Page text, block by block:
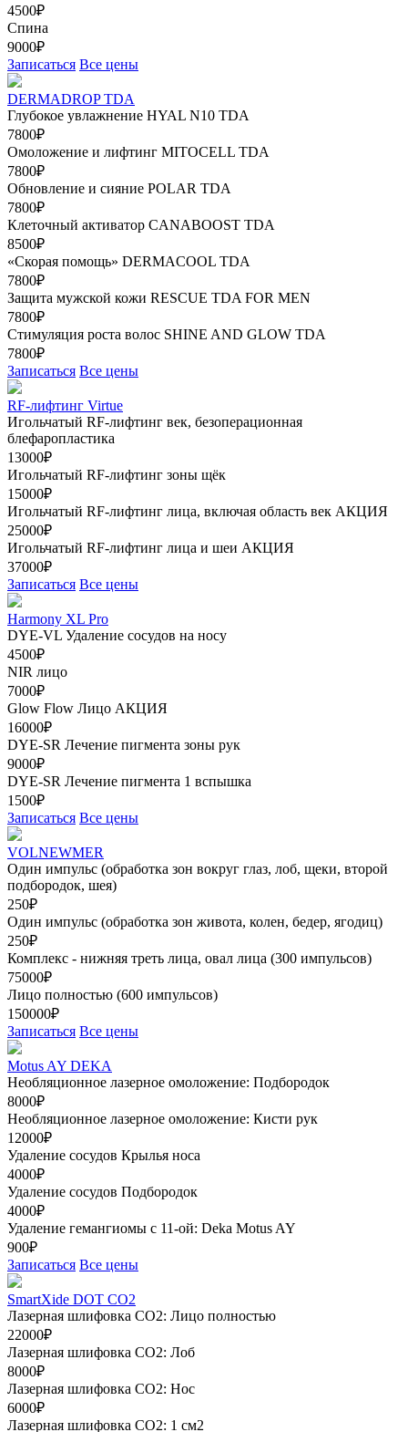
4500₽
Спина
9000₽
Записаться Все цены
DERMADROP TDA
Глубокое увлажнение HYAL N10 TDA
7800₽
Омоложение и лифтинг MITOCELL TDA
7800₽
Обновление и сияние POLAR TDA
7800₽
Клеточный активатор CANABOOST TDA
8500₽
«Скорая помощь» DERMACOOL TDA
7800₽
Защита мужской кожи RESCUE TDA FOR MEN
7800₽
Стимуляция роста волос SHINE AND GLOW TDA
7800₽
Записаться Все цены
RF-лифтинг Virtue
Игольчатый RF-лифтинг век, безоперационная
блефаропластика
13000₽
Игольчатый RF-лифтинг зоны щёк
15000₽
Игольчатый RF-лифтинг лица, включая область век АКЦИЯ
25000₽
Игольчатый RF-лифтинг лица и шеи АКЦИЯ
37000₽
Записаться Все цены
Harmony XL Pro
DYE-VL Удаление сосудов на носу
4500₽
NIR лицо
7000₽
Glow Flow Лицо АКЦИЯ
16000₽
DYE-SR Лечение пигмента зоны рук
9000₽
DYE-SR Лечение пигмента 1 вспышка
1500₽
Записаться Все цены
VOLNEWMER
Один импульс (обработка зон вокруг глаз, лоб, щеки, второй
подбородок, шея)
250₽
Один импульс (обработка зон живота, колен, бедер, ягодиц)
250₽
Комплекс - нижняя треть лица, овал лица (300 импульсов)
75000₽
Лицо полностью (600 импульсов)
150000₽
Записаться Все цены
Motus AY DEKA
Необляционное лазерное омоложение: Подбородок
8000₽
Необляционное лазерное омоложение: Кисти рук
12000₽
Удаление сосудов Крылья носа
4000₽
Удаление сосудов Подбородок
4000₽
Удаление гемангиомы с 11-ой: Deka Motus AY
900₽
Записаться Все цены
SmartXide DOT CO2
Лазерная шлифовка CO2: Лицо полностью
22000₽
Лазерная шлифовка СО2: Лоб
8000₽
Лазерная шлифовка СО2: Нос
6000₽
Лазерная шлифовка СО2: 1 см2